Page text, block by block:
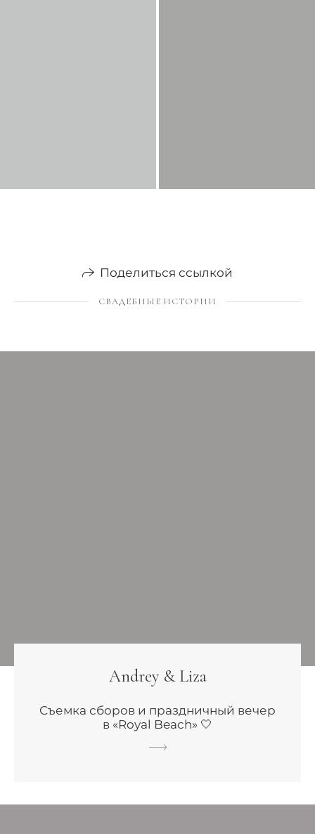
Поделиться ссылкой
СВАДЕБНЫЕ ИСТОРИИ
Andrey & Liza
Съемка сборов и праздничный вечер
в «Royal Beach» 🤍